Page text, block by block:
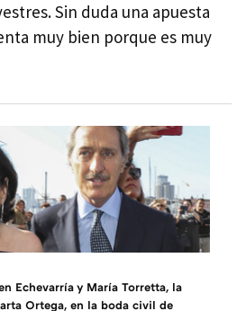
Sin duda una apuesta
muy bien porque es muy
Echevarría y María Torretta, la
Ortega, en la boda civil de